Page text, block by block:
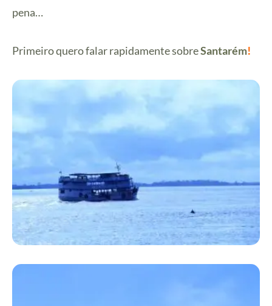
pena…
Primeiro quero falar rapidamente sobreSantarém!